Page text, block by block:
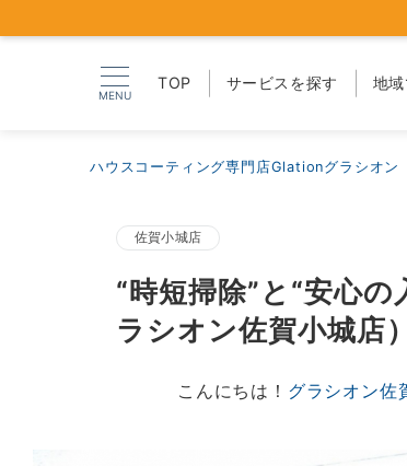
MENU
TOP サービスを探す 地
ハウスコーティング専門店Glationグラシオン
佐賀小城店
“時短掃除”と“安心
ラシオン佐賀小城店）
こんにちは！ グラシオン佐